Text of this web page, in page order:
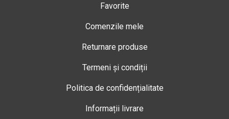
Favorite
Comenzile mele
Returnare produse
Termeni și condiții
Politica de confidențialitate
Informații livrare